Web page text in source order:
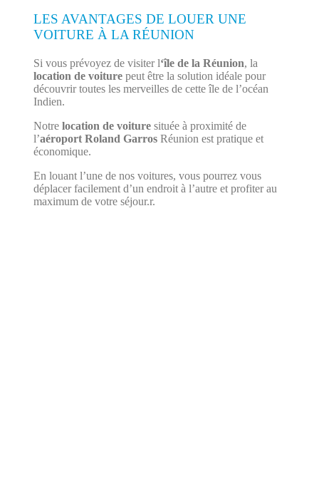
LES AVANTAGES DE LOUER UNE
VOITURE À LA RÉUNION
Si vous prévoyez de visiter l‘île de la Réunion, la
location de voiturepeut être la solution idéale pour
découvrir toutes les merveilles de cette île de l’océan
Indien.
Notre location de voituresituée à proximité de
l’aéroport Roland GarrosRéunion est pratique et
économique.
En louant l’une de nos voitures, vous pourrez vous
déplacer facilement d’un endroit à l’autre et profiter au
maximum de votre séjour.r.